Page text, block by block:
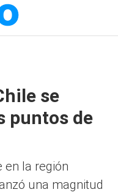
se
puntos de
en la región
una magnitud